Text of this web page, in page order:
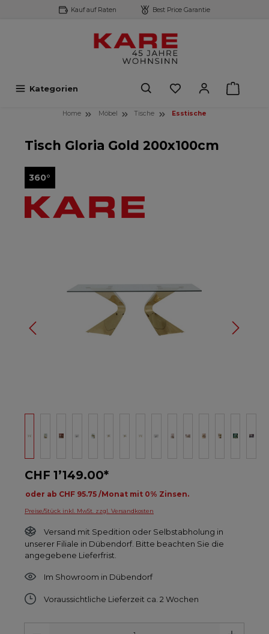
springen Kauf auf Raten Best Price Garantie
Kategorien
Home Möbel Tische Esstische
Tisch Gloria Gold 200x100cm
360°
CHF 1’149.00*
oder ab CHF 95.75 /Monat mit 0% Zinsen.
Preise/Stück inkl. MwSt. zzgl. Versandkosten
Versand mit Spedition oder Selbstabholung in
unserer Filiale in Dübendorf. Bitte beachten Sie die
angegebene Lieferfrist.
Im Showroom in Dübendorf
Voraussichtliche Lieferzeit ca. 2 Wochen